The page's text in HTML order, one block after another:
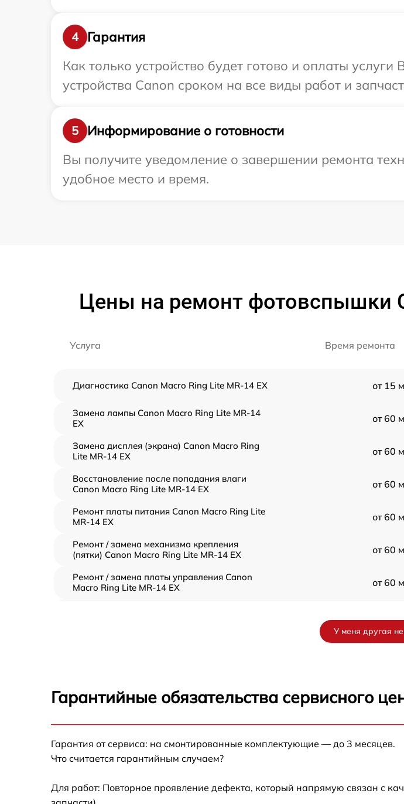
4
Гарантия
Как только устройство будет готово и оплаты
устройства Canon сроком на все виды работ и
5
Информирование о готовности
Вы получите уведомление о завершении ремонта
удобное место и время.
Цены на ремонт фотовспышки
Услуга Время ремонта
Диагностика Canon Macro Ring Lite MR-14 EX от 15
Замена лампы Canon Macro Ring Lite MR-14
EX
от 60
Замена дисплея (экрана) Canon Macro Ring
Lite MR-14 EX
от 60
Восстановление после попадания влаги
Canon Macro Ring Lite MR-14 EX
от 60
Ремонт платы питания Canon Macro Ring Lite
MR-14 EX
от 60
Ремонт / замена механизма крепления
(пятки) Canon Macro Ring Lite MR-14 EX
от 60
Ремонт / замена платы управления Canon
Macro Ring Lite MR-14 EX
от 60
У меня другая
Гарантийные обязательства сервисного
Гарантия от сервиса: на смонтированные комплектующие — до 3 месяцев.
Что считается гарантийным случаем?
Для работ: Повторное проявление дефекта, который напрямую связан с